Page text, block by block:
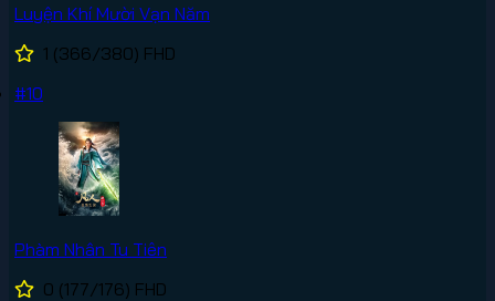
Luyện Khí Mười Vạn Năm
1 (366/380) FHD
#10
Phàm Nhân Tu Tiên
0 (177/176) FHD